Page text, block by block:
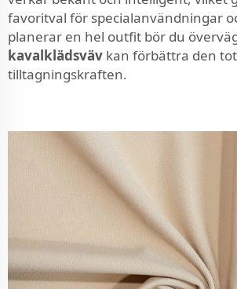
favoritval för specialanvändningar
planerar en hel outfit bör du
kavalklädsväv kan förbättra den
tilltagningskraften.